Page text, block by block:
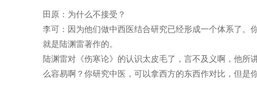
田原：为什么不接受？
李可：因为他们做中西医结合研究已经形成一个体系了
就是陆渊雷著作的。
陆渊雷对《伤寒论》的认识太皮毛了，言不及义啊，他
么容易啊？你研究中医，可以拿西方的东西作对比，但是